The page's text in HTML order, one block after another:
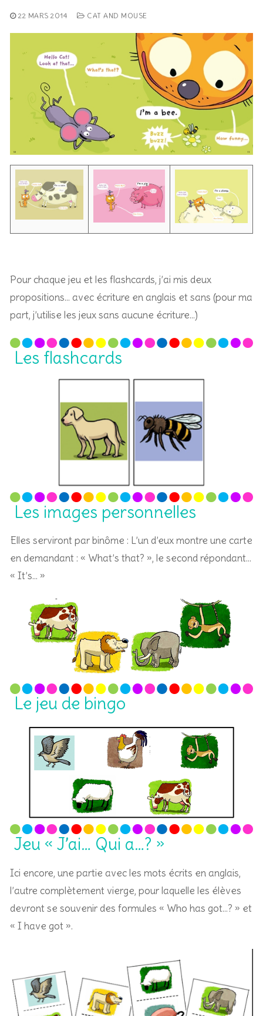
22 MARS 2014 CAT AND MOUSE
Pour chaque jeu et les flashcards, j’ai mis deux
propositions… avec écriture en anglais et sans (pour ma
part, j’utilise les jeux sans aucune écriture…)
Les flashcards
Les images personnelles
Elles serviront par binôme : L’un d’eux montre une carte
en demandant : « What’s that? », le second répondant…
« It’s… »
Le jeu de bingo
Jeu « J’ai… Qui a…? »
Ici encore, une partie avec les mots écrits en anglais,
l’autre complètement vierge, pour laquelle les élèves
devront se souvenir des formules « Who has got…? » et
« I have got ».